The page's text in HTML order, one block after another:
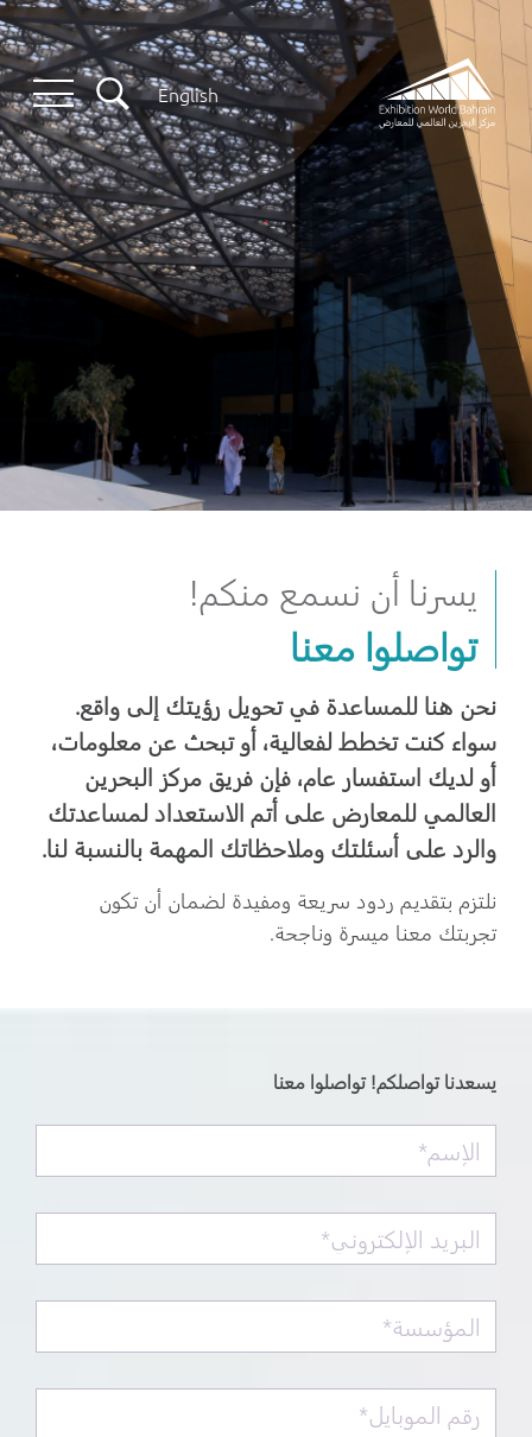
English
يسرنا أن نسمع منكم!
تواصلوا معنا
نحن هنا للمساعدة في تحويل رؤيتك إلى واقع.
سواء كنت تخطط لفعالية، أو تبحث عن معلومات،
أو لديك استفسار عام، فإن فريق مركز البحرين
العالمي للمعارض على أتم الاستعداد لمساعدتك
والرد على أسئلتك وملاحظاتك المهمة بالنسبة لنا.
نلتزم بتقديم ردود سريعة ومفيدة لضمان أن تكون
تجربتك معنا ميسرة وناجحة.
يسعدنا تواصلكم! تواصلوا معنا